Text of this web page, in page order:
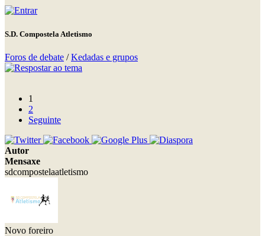
S.D. Compostela Atletismo
Foros de debate /Kedadas e grupos
1
2
Seguinte
Autor
Mensaxe
sdcompostelaatletismo
Novo foreiro